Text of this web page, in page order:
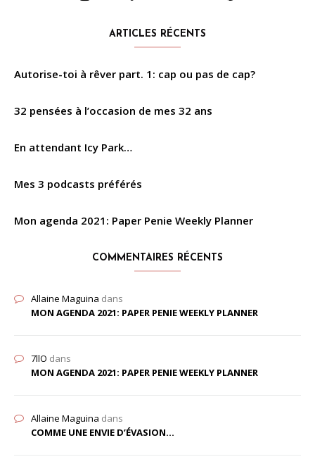
ARTICLES RÉCENTS
Autorise-toi à rêver part. 1: cap ou pas de cap?
32 pensées à l’occasion de mes 32 ans
En attendant Icy Park…
Mes 3 podcasts préférés
Mon agenda 2021: Paper Penie Weekly Planner
COMMENTAIRES RÉCENTS
Allaine Maguina dans
MON AGENDA 2021: PAPER PENIE WEEKLY PLANNER
7llO dans
MON AGENDA 2021: PAPER PENIE WEEKLY PLANNER
Allaine Maguina dans
COMME UNE ENVIE D’ÉVASION…